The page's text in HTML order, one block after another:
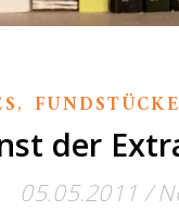
, FUNDSTÜCKE
der
05.05.2011 /